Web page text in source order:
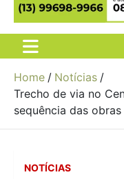
Home
Notícias
Trecho de via no
sequência das obras
NOTÍCIAS